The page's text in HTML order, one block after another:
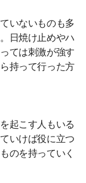
いないものも多
日焼け止めやハ
ては刺激が強す
持って行った方
起こす人もいる
いけば役に立つ
のを持っていく